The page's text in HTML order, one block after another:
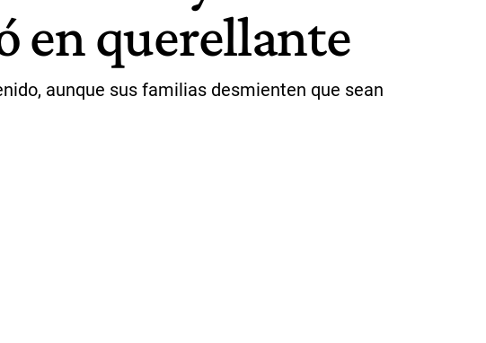
en querellante
aunque sus familias desmienten que sean